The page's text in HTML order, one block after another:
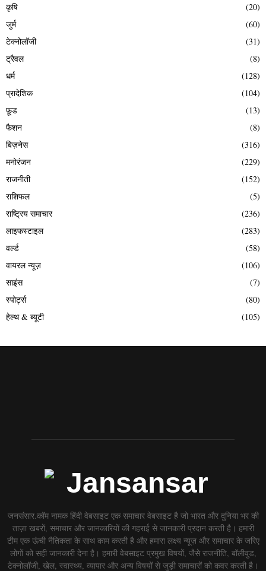
कृषि
(20)
जुर्म
(60)
टेक्नोलॉजी
(31)
ट्रैवल
(8)
धर्म
(128)
प्रादेशिक
(104)
फ़ूड
(13)
फैशन
(8)
बिज़नेस
(316)
मनोरंजन
(229)
राजनीती
(152)
राशिफल
(5)
राष्ट्रिय समाचार
(236)
लाइफस्टाइल
(283)
वर्ल्ड
(58)
वायरल न्यूज़
(106)
साइंस
(7)
स्पोर्ट्स
(80)
हेल्थ & ब्यूटी
(105)
जनसंसार.कॉम नामक हिंदी वेबसाइट एक समाचार वेबसाइट है जो भारत और दुनिया भर की
ताज़ा खबरों, समाचार और जानकारियों की गहराई से जानकारी प्रदान करती है। हमारी
टीम एक ऊंची नैतिकता के साथ काम करती है और हमारा लक्ष्य न्यूज़ और समाचार के जरिए
लोगों को सही जानकारी देना है। हमारी वेबसाइट प्रमुख विषयों, जैसे राजनीति, बॉलीवुड,
टेक्नोलॉजी, खेल, स्वास्थ्य, व्यापार और अन्य विषयों से जुड़ी समाचारों को कवर करती है।